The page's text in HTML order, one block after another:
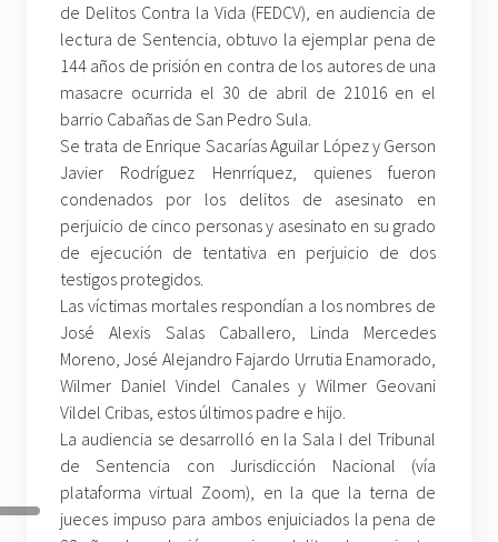
de Delitos Contra la Vida (FEDCV), en audiencia de
lectura de Sentencia, obtuvo la ejemplar pena de
144 años de prisión en contra de los autores de una
masacre ocurrida el 30 de abril de 21016 en el
barrio Cabañas de San Pedro Sula.
Se trata de Enrique Sacarías Aguilar López y Gerson
Javier Rodríguez Henrríquez, quienes fueron
condenados por los delitos de asesinato en
perjuicio de cinco personas y asesinato en su grado
de ejecución de tentativa en perjuicio de dos
testigos protegidos.
Las víctimas mortales respondían a los nombres de
José Alexis Salas Caballero, Linda Mercedes
Moreno, José Alejandro Fajardo Urrutia Enamorado,
Wilmer Daniel Vindel Canales y Wilmer Geovani
Vildel Cribas, estos últimos padre e hijo.
La audiencia se desarrolló en la Sala I del Tribunal
de Sentencia con Jurisdicción Nacional (vía
plataforma virtual Zoom), en la que la terna de
jueces impuso para ambos enjuiciados la pena de